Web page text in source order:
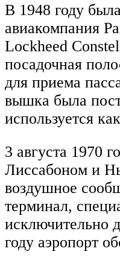
В 1948 году
авиакомпания
Lockheed
посадочная
для приема
вышка была
используется
3 августа 1970
Лиссабоном и
воздушное
терминал,
исключительно
году аэропорт